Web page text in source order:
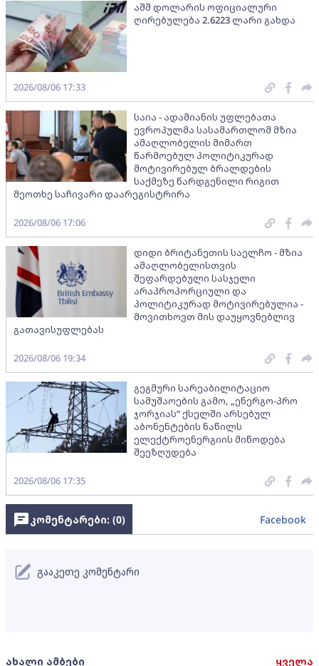
აშშ დოლარის ოფიციალური
ღირებულება 2.6223 ლარი გახდა
2026/08/06 17:33
საია - ადამიანის უფლებათა
ევროპულმა სასამართლომ მზია
ამაღლობელის მიმართ
წარმოებულ პოლიტიკურად
მოტივირებულ ბრალდების
საქმეზე წარდგენილი რიგით
მეოთხე საჩივარი დაარეგისტრირა
2026/08/06 17:06
დიდი ბრიტანეთის საელჩო - მზია
ამაღლობელისთვის
შეფარდებული სასჯელი
არაპროპორციული და
პოლიტიკურად მოტივირებულია -
მოვითხოვთ მის დაუყოვნებლივ
გათავისუფლებას
2026/08/06 19:34
გეგმური სარეაბილიტაციო
სამუშაოების გამო, „ენერგო-პრო
ჯორჯიას“ ქსელში არსებულ
აბონენტების ნაწილს
ელექტროენერგიის მიწოდება
შეეზღუდება
2026/08/06 17:35
ახალი ამბები ყველა
კომენტარები: (0) Facebook
გააკეთე კომენტარი